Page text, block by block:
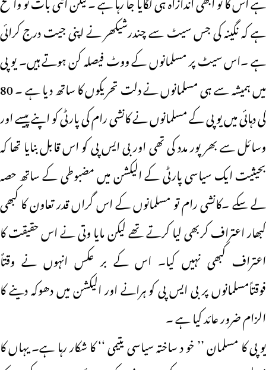
ہے کہ نگینہ کی جس سیٹ سے چندرشیکھر نے اپنی جیت درج کرائی
ہے ۔اس سیٹ پر مسلمانوں کے ووٹ فیصلہ کن ہوتے ہیں۔ یو پی
میں ہمیشہ سے ہی مسلمانوں نے دلت تحریکوں کا ساتھ دیا ہے ۔ 80
کی دہائی میں یو پی کے مسلمانوں نے کانشی رام کی پارٹی کو اپنے پیسے اور
وسائل سے بھر پور مدد کی تھی اور بی ایس پی کو اس قابل بنایا تھا کہ
بحیثیت ایک سیاسی پارٹی کے الیکشن میں مضبوطی کے ساتھ حصہ
لے سکے ۔کانشی رام تو مسلمانوں کے اس گراں قدر تعاون کا کبھی
کبھار اعتراف کربھی لیا کرتے تھے لیکن مایا وتی نے اس حقیقت کا
اعتراف کبھی نہیں کیا۔ اس کے بر عکس انہوں نے وقتاً
فوقتاًمسلمانوں پر بی ایس پی کو ہرانے اور الیکشن میں دھوکہ دینے کا
الزام ضرور عائد کیا ہے ۔
یو پی کا مسلمان ’’ خو د ساختہ سیاسی یتیمی ‘‘ کا شکار رہا ہے۔ یہاں کا